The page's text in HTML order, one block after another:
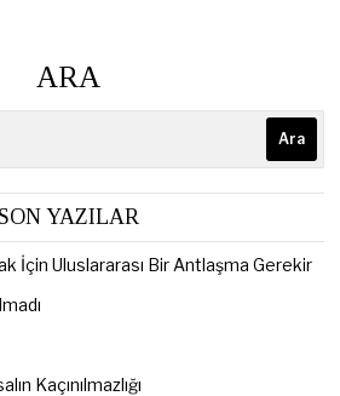
ARA
Ara
SON YAZILAR
İçin Uluslararası Bir Antlaşma Gerekir
Kaçınılmazlığı